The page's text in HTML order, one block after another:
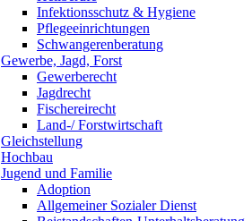
Infektionsschutz & Hygiene
Pflegeeinrichtungen
Schwangerenberatung
Gewerbe, Jagd, Forst
Gewerberecht
Jagdrecht
Fischereirecht
Land-/ Forstwirtschaft
Gleichstellung
Hochbau
Jugend und Familie
Adoption
Allgemeiner Sozialer Dienst